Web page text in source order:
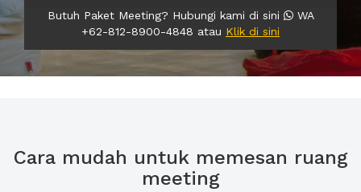
Butuh Paket Meeting? Hubungi kami di sini
WA
+62-812-8900-4848 atau Klik di sini
Cara mudah untuk memesan ruang
meeting